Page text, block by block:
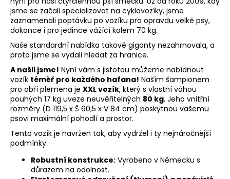
jsme se začali specializovat na cyklovozíky, jsme
zaznamenali poptávku po vozíku pro opravdu velké psy,
dokonce i pro jedince vážící kolem 70 kg.
Naše standardní nabídka takové giganty nezahrnovala, a
proto jsme se vydali hledat za hranice.
A našli jsme! Nyní vám s jistotou můžeme nabídnout
vozík téměř pro každého hafana! Naším šampionem
pro obří plemena je XXL vozík, který s vlastní váhou
pouhých 17 kg uveze neuvěřitelných 80 kg. Jeho vnitřní
rozměry (D 119,5 x Š 60,5 x V 84 cm) poskytnou vašemu
psovi maximální pohodlí a prostor.
Tento vozík je navržen tak, aby vydržel i ty nejnáročnější
podmínky:
Robustní konstrukce: Vyrobeno v Německu s
důrazem na odolnost.